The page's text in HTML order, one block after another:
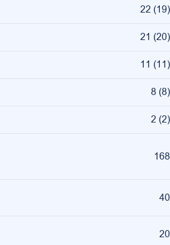
22 (19)
21 (20)
11 (11)
8 (8)
2 (2)
168
40
20